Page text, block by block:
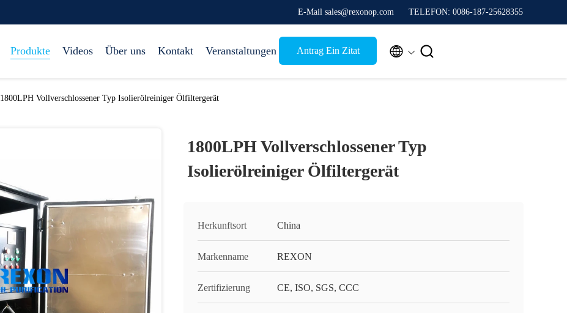
E-Mail sales@rexonop.com TELEFON: 0086-187-25628355
Produkte Videos Über uns Kontakt Veranstaltungen Antrag Ein Zitat  
1800LPH Vollverschlossener Typ Isolierölreiniger Ölfiltergerät
1800LPH Vollverschlossener Typ
Isolierölreiniger Ölfiltergerät
Herkunftsort China
Markenname REXON
Zertifizierung CE, ISO, SGS, CCC